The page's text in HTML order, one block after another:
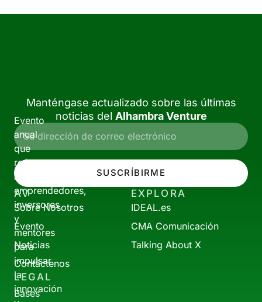
Evento
anual
que
reúne
a
emprendedores,
inversores
y
mentores
para
impulsar
la
innovación
Manténgase actualizado sobre las últimas
noticias del Alhambra Venture
SUSCRÍBIRME
AV
Sobre Nosotros
Evento
Noticias
Contáctenos
EXPLORA
IDEAL.es
CMA Comunicación
Talking About X
LEGAL
Bases